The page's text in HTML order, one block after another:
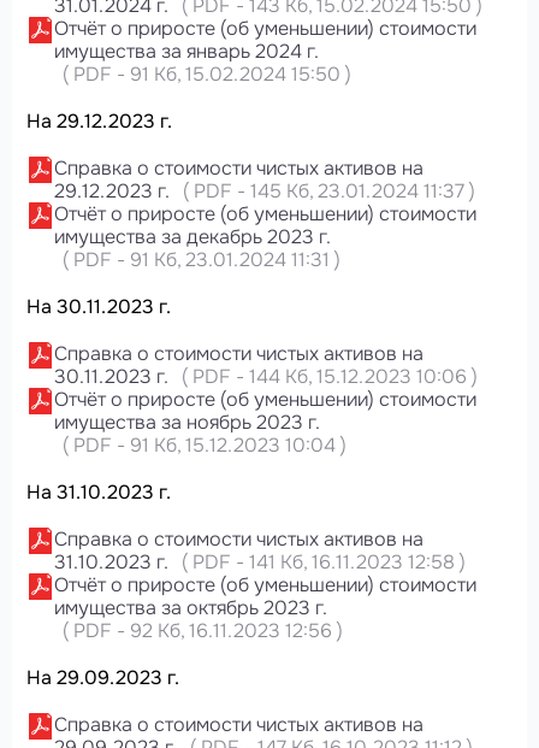
31.01.2024 г. ( PDF - 143 Кб, 15.02.2024 15:50 )
Отчёт о приросте (об уменьшении) стоимости
имущества за январь 2024 г.
( PDF - 91 Кб, 15.02.2024 15:50 )
На 29.12.2023 г.
Справка о стоимости чистых активов на
29.12.2023 г.
( PDF - 145 Кб, 23.01.2024 11:37)
Отчёт о приросте (об уменьшении) стоимости
имущества за декабрь 2023 г.
( PDF - 91 Кб, 23.01.2024 11:31 )
На 30.11.2023 г.
Справка о стоимости чистых активов на
30.11.2023 г.
( PDF - 144 Кб, 15.12.2023 10:06 )
Отчёт о приросте (об уменьшении) стоимости
имущества за ноябрь 2023 г.
( PDF - 91 Кб, 15.12.2023 10:04)
На 31.10.2023 г.
Справка о стоимости чистых активов на
31.10.2023 г.
( PDF - 141 Кб, 16.11.2023 12:58 )
Отчёт о приросте (об уменьшении) стоимости
имущества за октябрь 2023 г.
( PDF - 92 Кб, 16.11.2023 12:56 )
На 29.09.2023 г.
Справка о стоимости чистых активов на